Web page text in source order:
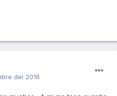
del 2016